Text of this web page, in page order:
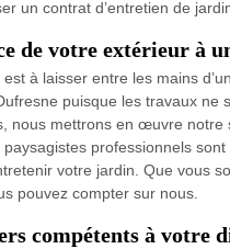
un contrat d’entretien de
de votre extérieur à
à laisser entre les mains
puisque les travaux
nous mettrons en œuvre
paysagistes professionnels
votre jardin. Que vous
pouvez compter sur nous.
compétents à votre